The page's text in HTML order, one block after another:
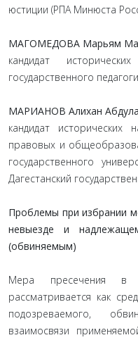
юстиции (РПА Минюста
МАГОМЕДОВА Марьям
кандидат
государственного
МАРИАНОВ Алихан
кандидат исторических
правовых и
государственного
Дагестанский
Проблемы при избрании
невыезде и
(обвиняемым)
Мера пресечения в
рассматривается как
подозреваемого,
взаимосвязи